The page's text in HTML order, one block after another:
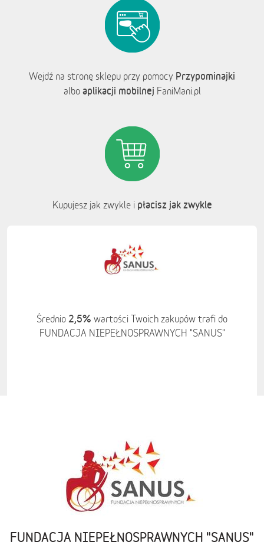
Wejdź na stronę sklepu przy pomocy Przypominajki
albo aplikacji mobilnej FaniMani.pl
Kupujesz jak zwykle i płacisz jak zwykle
Średnio 2,5% wartości Twoich zakupów trafi do
FUNDACJA NIEPEŁNOSPRAWNYCH "SANUS"
FUNDACJA NIEPEŁNOSPRAWNYCH "SANUS"